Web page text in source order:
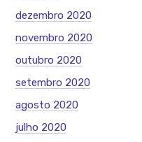
dezembro 2020
novembro 2020
outubro 2020
setembro 2020
agosto 2020
julho 2020